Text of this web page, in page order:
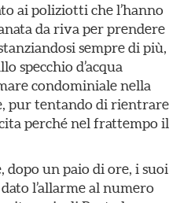
ai poliziotti che l’hanno
da riva per prendere
sempre di più,
specchio d’acqua
condominiale nella
pur tentando di rientrare
perché nel frattempo il
un paio di ore, i suoi
l’allarme al numero